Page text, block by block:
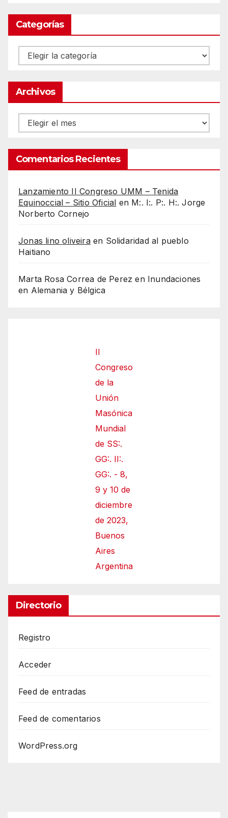
Categorías
Categorías
Archivos
Archivos
Comentarios Recientes
Lanzamiento II Congreso UMM – Tenida
Equinoccial – Sitio Oficial en M:. I:. P:. H:. Jorge
Norberto Cornejo
Jonas lino oliveiraen Solidaridad al pueblo
Haitiano
Marta Rosa Correa de Perez en Inundaciones
en Alemania y Bélgica
II
Congreso
de la
Unión
Masónica
Mundial
de SS:.
GG:. II:.
GG:. - 8,
9 y 10 de
diciembre
de 2023,
Buenos
Aires
Argentina
Directorio
Registro
Acceder
Feed de entradas
Feed de comentarios
WordPress.org